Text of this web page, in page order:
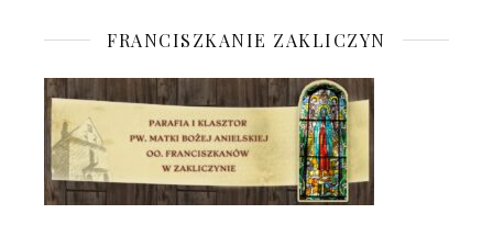
FRANCISZKANIE ZAKLICZYN